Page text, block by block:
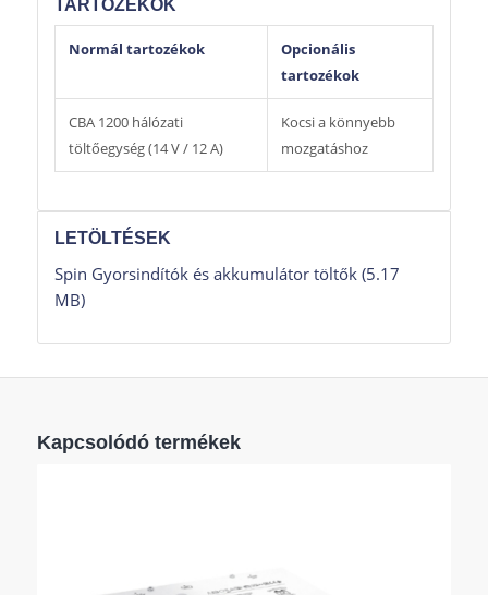
TARTOZÉKOK
Normál tartozékok
Opcionális
tartozékok
CBA 1200 hálózati
töltőegység (14 V / 12 A)
Kocsi a könnyebb
mozgatáshoz
LETÖLTÉSEK
Spin Gyorsindítók és akkumulátor töltők (5.17
MB)
Kapcsolódó termékek